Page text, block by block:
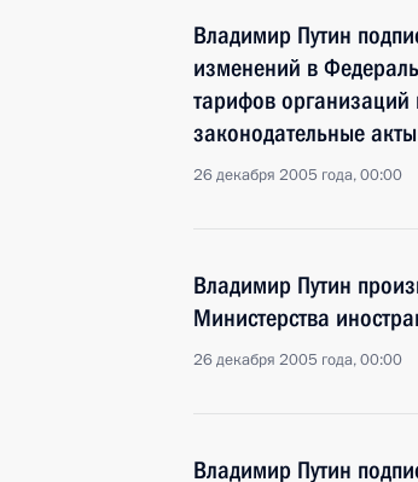
Владимир Путин
изменений в
тарифов организаций
законодательные
26 декабря 2005 года, 00:00
Владимир Путин
Министерства
26 декабря 2005 года, 00:00
Владимир Путин